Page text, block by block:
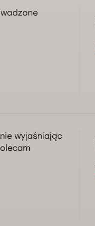
wyjaśniając